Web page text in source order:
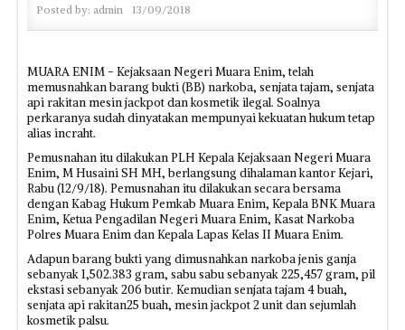
Posted by: admin 13/09/2018
MUARA ENIM - Kejaksaan Negeri Muara Enim, telah
memusnahkan barang bukti (BB) narkoba, senjata tajam, senjata
api rakitan mesin jackpot dan kosmetik ilegal. Soalnya
perkaranya sudah dinyatakan mempunyai kekuatan hukum tetap
alias incraht.
Pemusnahan itu dilakukan PLH Kepala Kejaksaan Negeri Muara
Enim, M Husaini SH MH, berlangsung dihalaman kantor Kejari,
Rabu (12/9/18). Pemusnahan itu dilakukan secara bersama
dengan Kabag Hukum Pemkab Muara Enim, Kepala BNK Muara
Enim, Ketua Pengadilan Negeri Muara Enim, Kasat Narkoba
Polres Muara Enim dan Kepala Lapas Kelas II Muara Enim.
Adapun barang bukti yang dimusnahkan narkoba jenis ganja
sebanyak 1,502.383 gram, sabu sabu sebanyak 225,457 gram, pil
ekstasi sebanyak 206 butir. Kemudian senjata tajam 4 buah,
senjata api rakitan25 buah, mesin jackpot 2 unit dan sejumlah
kosmetik palsu.